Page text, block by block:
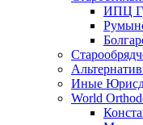
ИПЦ
Иные
World